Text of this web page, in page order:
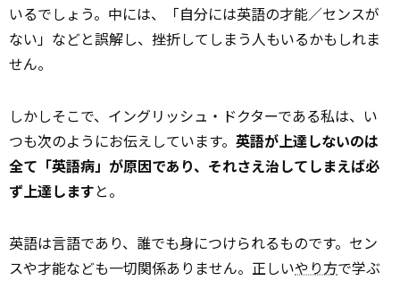
いるでしょう。中には、「自分には英語の才能／センスが
ない」などと誤解し、挫折してしまう人もいるかもしれま
せん。
しかしそこで、イングリッシュ・ドクターである私は、い
つも次のようにお伝えしています。 英語が上達しないのは
全て「英語病」が原因であり、それさえ治してしまえば必
ず上達します――と。
英語は言語であり、誰でも身につけられるものです。セン
スや才能なども一切関係ありません。正しいやり方で学ぶ